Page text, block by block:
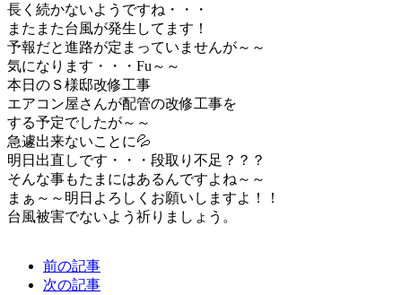
長く続かないようですね・・・
またまた台風が発生してます！
予報だと進路が定まっていませんが～～
気になります・・・Fu～～
本日のＳ様邸改修工事
エアコン屋さんが配管の改修工事を
する予定でしたが～～
急遽出来ないことに💦
明日出直しです・・・段取り不足？？？
そんな事もたまにはあるんですよね～～
まぁ～～明日よろしくお願いしますよ！！
台風被害でないよう祈りましょう。
前の記事
次の記事